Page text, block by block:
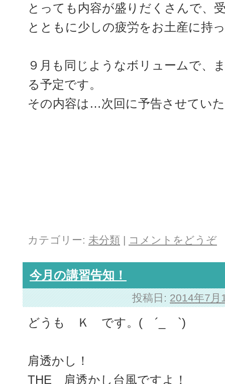
とっても内容が盛りだくさんで、
とともに少しの疲労をお土産に持
９月も同じようなボリュームで、
る予定です。
その内容は…次回に予告させてい
カテゴリー: 未分類 | コメントをどうぞ
今月の講習告知！
投稿日: 2014年7月
どうも Ｋ です。( ´_ゝ`)
肩透かし！
THE 肩透かし台風ですよ！